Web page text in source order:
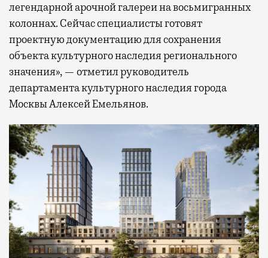
легендарной арочной галереи на восьмигранных
колоннах. Сейчас специалисты готовят
проектную документацию для сохранения
объекта культурного наследия регионального
значения», — отметил руководитель
департамента культурного наследия города
Москвы Алексей Емельянов.